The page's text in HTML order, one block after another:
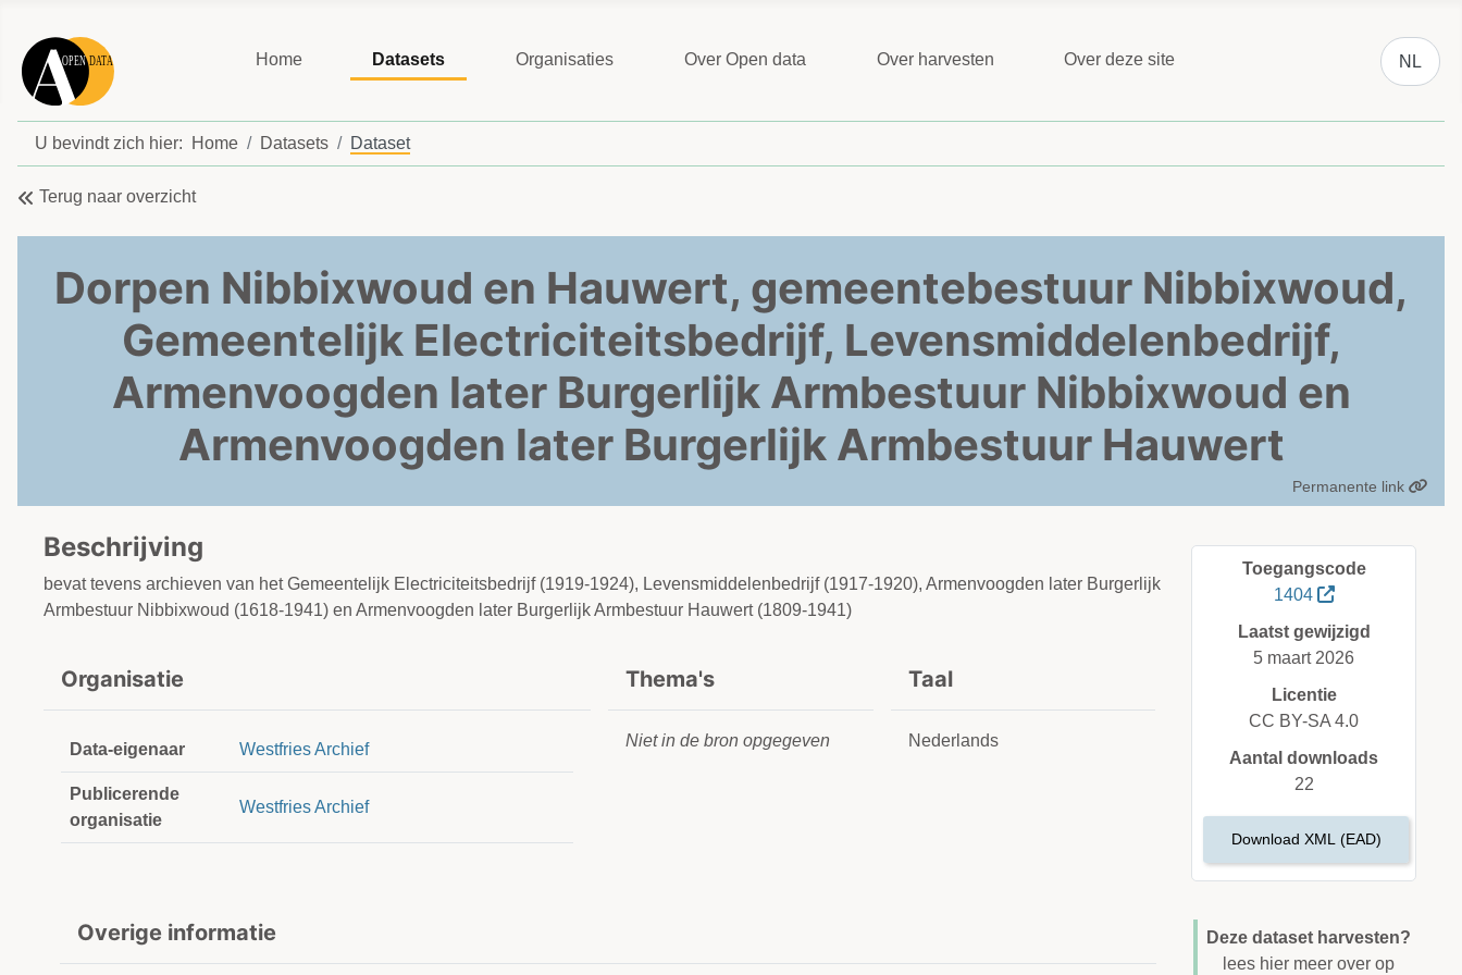
Home Datasets Organisaties Over Open data Over harvesten Over deze site
Selecteer
NL
U bevindt zich hier: Home Datasets Dataset
Terug naar overzicht
Dorpen Nibbixwoud en Hauwert, gemeentebestuur Nibbixwoud,
Gemeentelijk Electriciteitsbedrijf, Levensmiddelenbedrijf,
Armenvoogden later Burgerlijk Armbestuur Nibbixwoud en
Armenvoogden later Burgerlijk Armbestuur Hauwert
Permanente link
Beschrijving
bevat tevens archieven van het Gemeentelijk Electriciteitsbedrijf (1919-1924), Levensmiddelenbedrijf (1917-1920), Armenvoogden later Burgerlijk
Armbestuur Nibbixwoud (1618-1941) en Armenvoogden later Burgerlijk Armbestuur Hauwert (1809-1941)
Organisatie
Data-eigenaar Westfries Archief
Publicerende
organisatie
Westfries Archief
Thema's
Niet in de bron opgegeven
Taal
Nederlands
Overige informatie
Toegangscode
1404
Laatst gewijzigd
5 maart 2026
Licentie
CC BY-SA 4.0
Aantal downloads
22
Download XML (EAD)
Deze dataset harvesten?
lees hier meer over op